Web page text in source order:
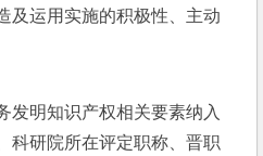
及运用实施的积极性、主动
明知识产权相关要素纳入
科研院所在评定职称、晋职